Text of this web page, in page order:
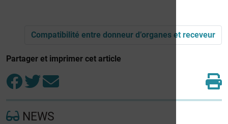
Compatibilité entre donneur d’organes et receveur
Partager et imprimer cet article
NEWS